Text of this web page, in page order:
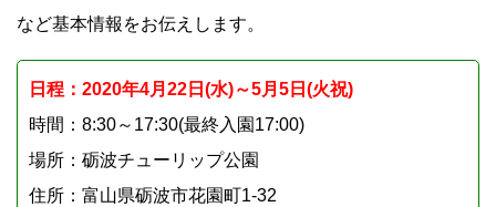
など基本情報をお伝えします。
日程：2020年4月22日(水)～5月5日(火祝)
時間：8:30～17:30(最終入園17:00)
場所：砺波チューリップ公園
住所：富山県砺波市花園町1-32